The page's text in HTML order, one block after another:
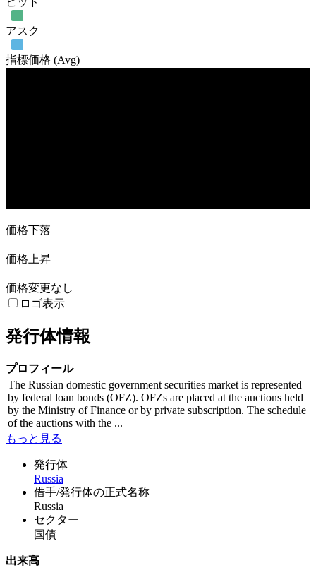
アスク
指標価格 (Avg)
価格下落
価格上昇
価格変更なし
ロゴ表示
発行体情報
プロフィール
The Russian domestic government securities market is represented
by federal loan bonds (OFZ). OFZs are placed at the auctions held
by the Ministry of Finance or by private subscription. The schedule
of the auctions with the ...
もっと見る
発行体
Russia
借手/発行体の正式名称
Russia
セクター
国債
出来高